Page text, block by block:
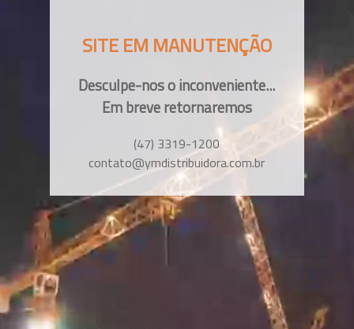
SITE EM MANUTENÇÃO
Desculpe-nos o inconveniente...
Em breve retornaremos
(47) 3319-1200
contato@ymdistribuidora.com.br